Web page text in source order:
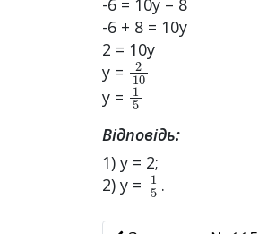
-6 = 10у – 8
-6 + 8 = 10у
2 = 10у
у = 210
у = 15
Відповідь:
1) у = 2;
2) у = 15 .